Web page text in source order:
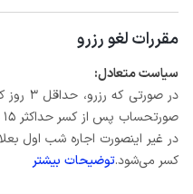
مقررات لغو رزرو
سیاست متعادل:
در
کسر می‌شود.توضیحات بیشتر